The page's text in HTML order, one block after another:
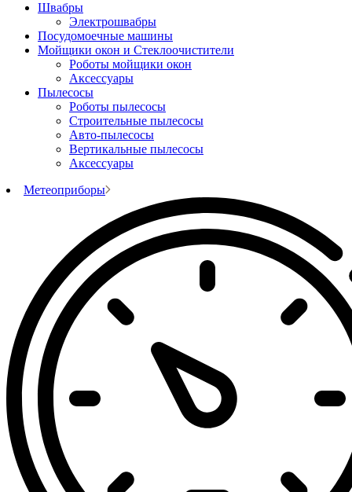
Швабры
Электрошвабры
Посудомоечные машины
Мойщики окон и Стеклоочистители
Роботы мойщики окон
Аксессуары
Пылесосы
Роботы пылесосы
Строительные пылесосы
Авто-пылесосы
Вертикальные пылесосы
Аксессуары
Метеоприборы